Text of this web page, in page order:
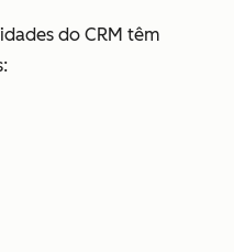
do CRM têm